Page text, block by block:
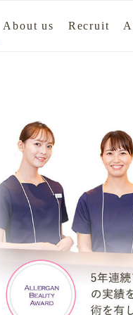
About us Recruit